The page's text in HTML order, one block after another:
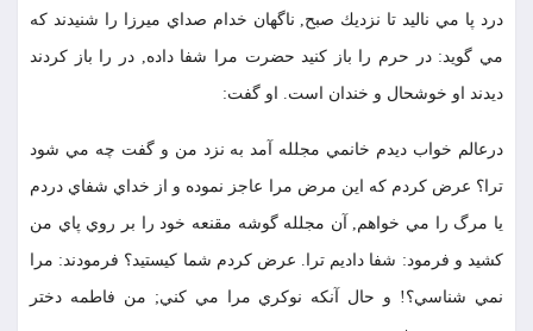
درد پا مي ناليد تا نزديك صبح, ناگهان خدام صداي ميرزا را شنيدند كه
مي گويد: در حرم را باز كنيد حضرت مرا شفا داده, در را باز كردند
ديدند او خوشحال و خندان است. او گفت:
درعالم خواب ديدم خانمي مجلله آمد به نزد من و گفت چه مي شود
ترا؟ عرض كردم كه اين مرض مرا عاجز نموده و از خداي شفاي دردم
يا مرگ را مي خواهم, آن مجلله گوشه مقنعه خود را بر روي پاي من
كشيد و فرمود: شفا داديم ترا. عرض كردم شما كيستيد؟ فرمودند: مرا
نمي شناسي؟! و حال آنكه نوكري مرا مي كني; من فاطمه دختر